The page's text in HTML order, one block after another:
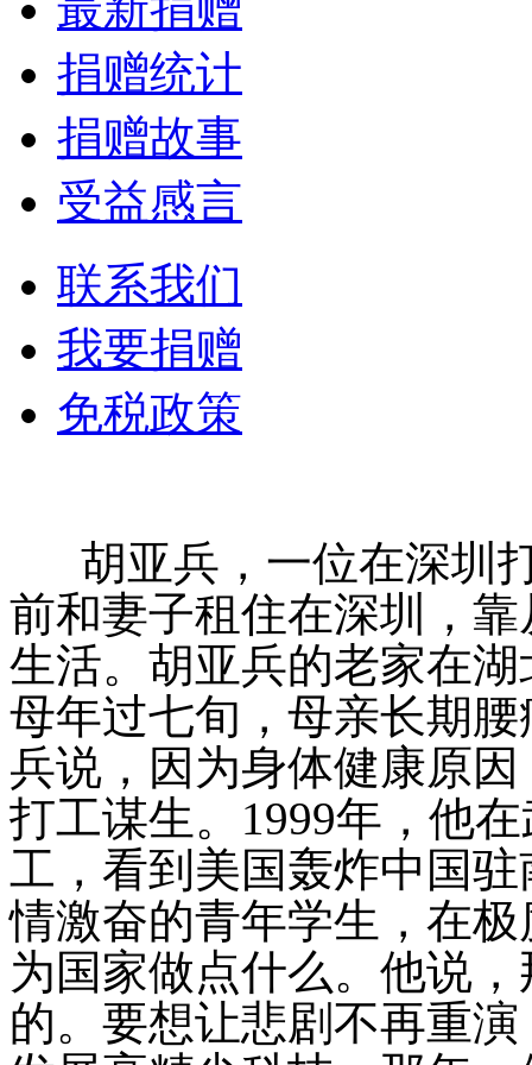
捐赠统计
捐赠故事
受益感言
联系我们
我要捐赠
免税政策
胡亚兵，一位在深圳
前和妻子租住在深圳，
生活。胡亚兵的老家在
母年过七旬，母亲长期
兵说，因为身体健康原
打工谋生。1999年，他
工，看到美国轰炸中国
情激奋的青年学生，在
为国家做点什么。他说
的。要想让悲剧不再重